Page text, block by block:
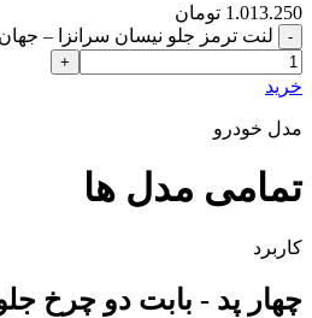
1.013.250 تومان
لنت ترمز جلو نیسان سرانزا –
خرید
مدل خودرو
تمامی مدل ها
کاربرد
چهار پد - بابت دو چرخ